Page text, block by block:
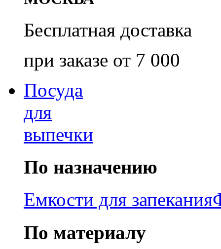
Бесплатная доставка
при заказе от 7 000
Посуда
для
выпечки
По назначению
Емкости для запекания
По материалу